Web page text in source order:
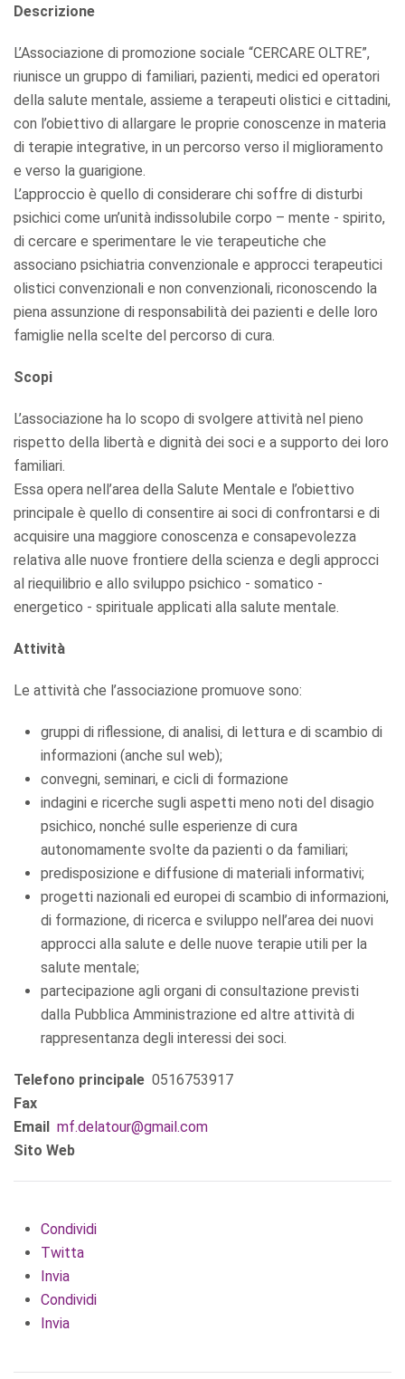
Descrizione
L’Associazione di promozione sociale “CERCARE OLTRE”,
riunisce un gruppo di familiari, pazienti, medici ed operatori
della salute mentale, assieme a terapeuti olistici e cittadini,
con l’obiettivo di allargare le proprie conoscenze in materia
di terapie integrative, in un percorso verso il miglioramento
e verso la guarigione.
L’approccio è quello di considerare chi soffre di disturbi
psichici come un’unità indissolubile corpo – mente - spirito,
di cercare e sperimentare le vie terapeutiche che
associano psichiatria convenzionale e approcci terapeutici
olistici convenzionali e non convenzionali, riconoscendo la
piena assunzione di responsabilità dei pazienti e delle loro
famiglie nella scelte del percorso di cura.
Scopi
L’associazione ha lo scopo di svolgere attività nel pieno
rispetto della libertà e dignità dei soci e a supporto dei loro
familiari.
Essa opera nell’area della Salute Mentale e l’obiettivo
principale è quello di consentire ai soci di confrontarsi e di
acquisire una maggiore conoscenza e consapevolezza
relativa alle nuove frontiere della scienza e degli approcci
al riequilibrio e allo sviluppo psichico - somatico -
energetico - spirituale applicati alla salute mentale.
Attività
Le attività che l’associazione promuove sono:
gruppi di riflessione, di analisi, di lettura e di scambio di
informazioni (anche sul web);
convegni, seminari, e cicli di formazione
indagini e ricerche sugli aspetti meno noti del disagio
psichico, nonché sulle esperienze di cura
autonomamente svolte da pazienti o da familiari;
predisposizione e diffusione di materiali informativi;
progetti nazionali ed europei di scambio di informazioni,
di formazione, di ricerca e sviluppo nell’area dei nuovi
approcci alla salute e delle nuove terapie utili per la
salute mentale;
partecipazione agli organi di consultazione previsti
dalla Pubblica Amministrazione ed altre attività di
rappresentanza degli interessi dei soci.
Telefono principale 0516753917
Fax
Email mf.delatour@gmail.com
Sito Web
Condividi
Twitta
Invia
Condividi
Invia